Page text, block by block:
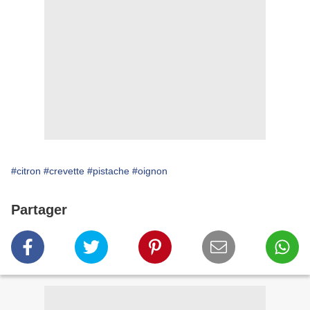
#citron #crevette #pistache #oignon
Partager